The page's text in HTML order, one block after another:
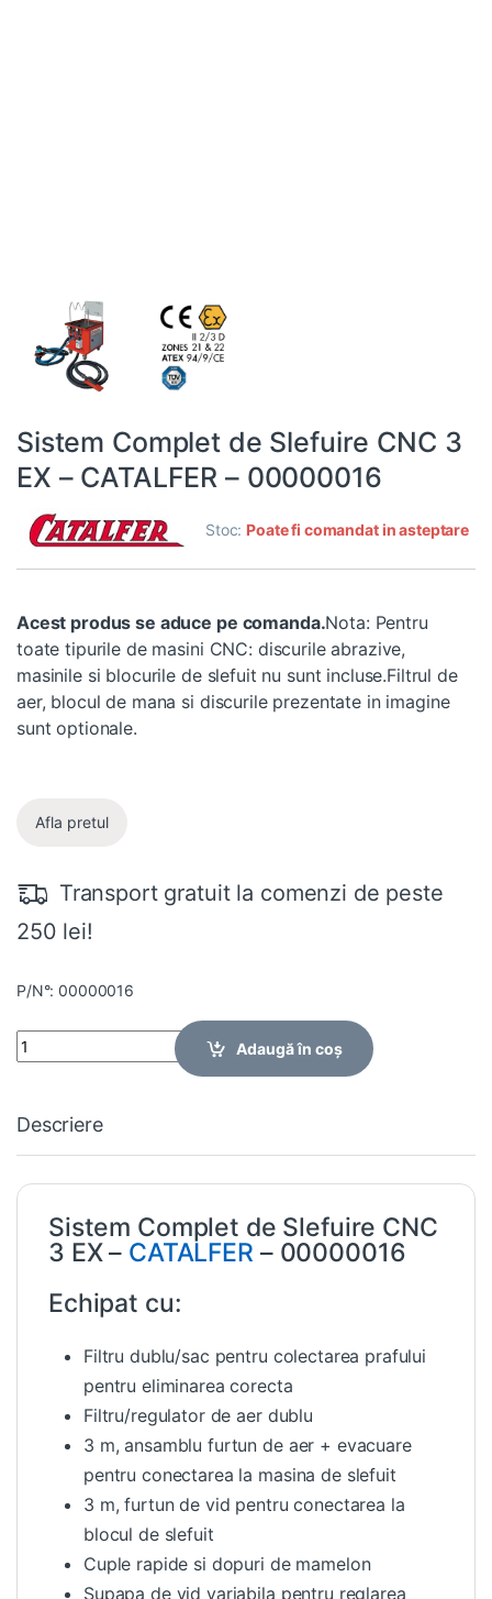
Sistem Complet de Slefuire CNC 3
EX – CATALFER – 00000016
Stoc: Poate fi comandat in asteptare
Acest produs se aduce pe comanda.Nota: Pentru
toate tipurile de masini CNC: discurile abrazive,
masinile si blocurile de slefuit nu sunt incluse.Filtrul de
aer, blocul de mana si discurile prezentate in imagine
sunt optionale.
Afla pretul
Transport gratuit la comenzi de peste
250 lei!
P/N°: 00000016
Quantity
Adaugă în coș
Descriere
Sistem Complet de Slefuire CNC
3 EX – CATALFER – 00000016
Echipat cu:
Filtru dublu/sac pentru colectarea prafului
pentru eliminarea corecta
Filtru/regulator de aer dublu
3 m, ansamblu furtun de aer + evacuare
pentru conectarea la masina de slefuit
3 m, furtun de vid pentru conectarea la
blocul de slefuit
Cuple rapide si dopuri de mamelon
Supapa de vid variabila pentru reglarea